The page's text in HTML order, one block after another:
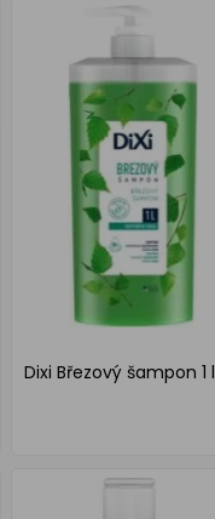
Dixi Březový šampon 1 l